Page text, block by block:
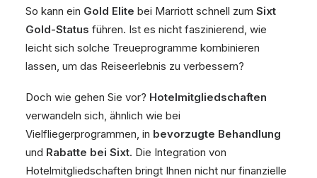
So kann ein Gold Elite bei Marriott schnell zum Sixt
Gold-Status führen. Ist es nicht faszinierend, wie
leicht sich solche Treueprogramme kombinieren
lassen, um das Reiseerlebnis zu verbessern?
Doch wie gehen Sie vor? Hotelmitgliedschaften
verwandeln sich, ähnlich wie bei
Vielfliegerprogrammen, in bevorzugte Behandlung
und Rabatte bei Sixt. Die Integration von
Hotelmitgliedschaften bringt Ihnen nicht nur finanzielle